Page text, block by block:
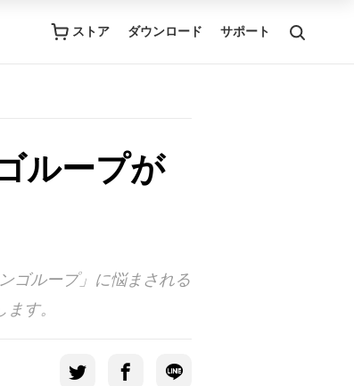
ストア ダウンロード サポート
ループが
ゴループ」に悩まされる
す。